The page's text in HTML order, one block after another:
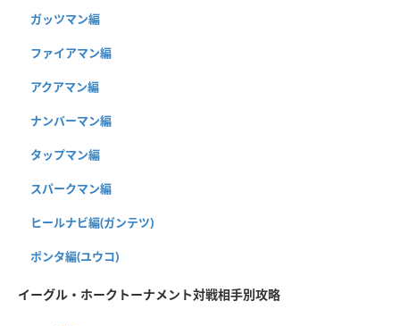
ガッツマン編
ファイアマン編
アクアマン編
ナンバーマン編
タップマン編
スパークマン編
ヒールナビ編(ガンテツ)
ポンタ編(ユウコ)
イーグル・ホークトーナメント対戦相手別攻略